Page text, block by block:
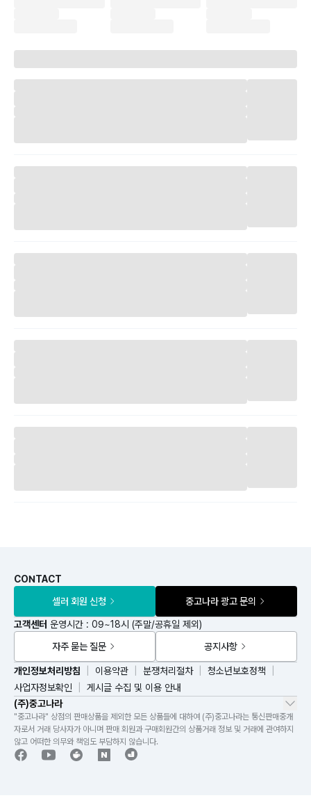
CONTACT
셀러 회원 신청
중고나라 광고 문의
고객센터 운영시간 : 09~18시 (주말/공휴일 제외)
자주 묻는 질문
공지사항
(주)중고나라
개인정보처리방침 이용약관 분쟁처리절차
청소년보호정책
사업자정보확인
게시글 수집 및 이용 안내
"중고나라" 상점의 판매상품을 제외한 모든 상품들에 대하여 (주)중고나라는 통신판매중개
자로서 거래 당사자가 아니며 판매 회원과 구매회원간의 상품거래 정보 및 거래에 관여하지
않고 어떠한 의무와 책임도 부담하지 않습니다.